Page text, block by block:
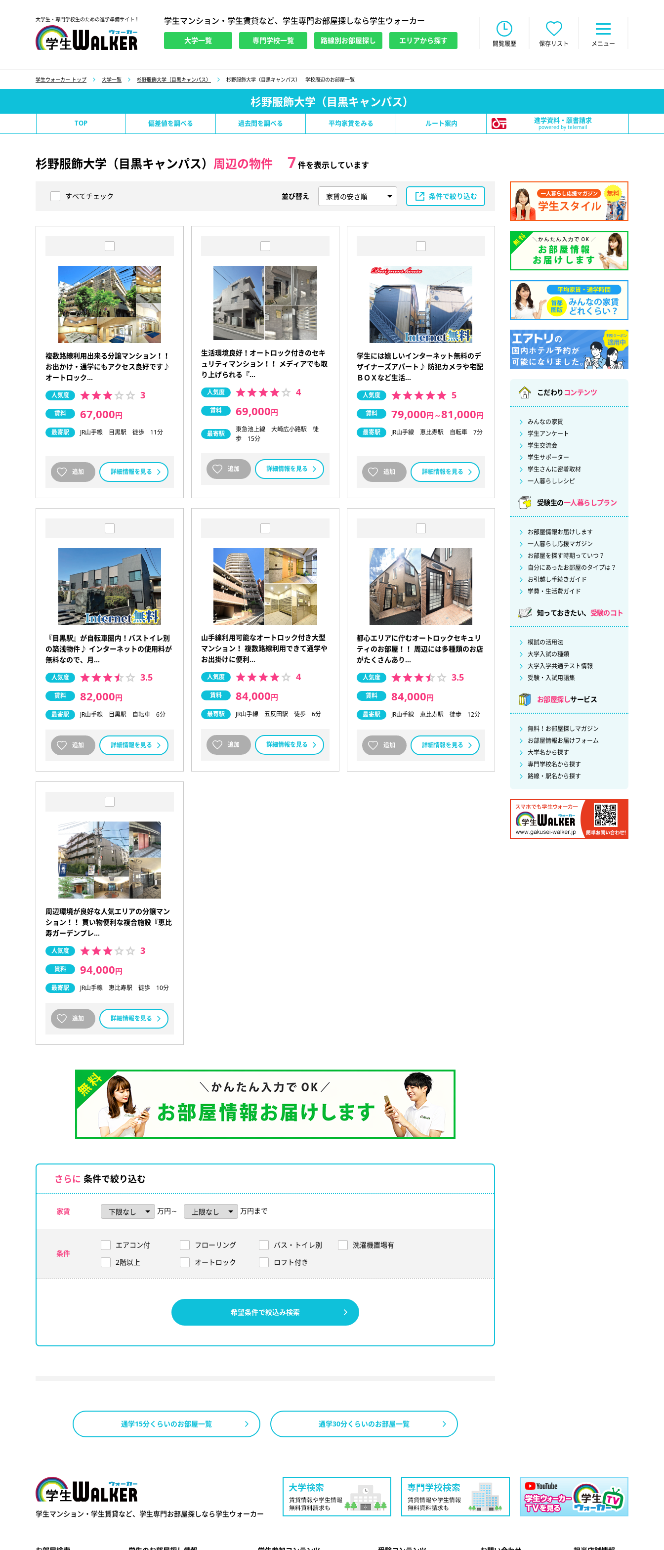
大学生・専門学校生のための進学準備サイト！ 学生マンション・学生賃貸など、学生専門お部屋探しなら学生ウォーカー
大学一覧 専門学校一覧 路線別お部屋探し エリアから探す 閲覧履歴 保存リスト メニュー
学生ウォーカー トップ 大学一覧 杉野服飾大学（目黒キャンパス） 杉野服飾大学（目黒キャンパス） 学校周辺のお部屋一覧
杉野服飾大学（目黒キャンパス）
TOP 偏差値を調べる 過去問を調べる 平均家賃をみる ルート案内 進学資料・願書請求
powered by telemail
杉野服飾大学（目黒キャンパス） 周辺の物件 7件を表示しています
すべてチェック 並び替え 条件で絞り込む
複数路線利用出来る分譲マンション！！
お出かけ・通学にもアクセス良好です♪
オートロック…
人気度 3
賃料 67,000円
最寄駅 JR山手線 目黒駅 徒歩 11分
追加 詳細情報を見る
生活環境良好！オートロック付きのセキ
ュリティマンション！！ メディアでも取
り上げられる『…
人気度 4
賃料 69,000円
最寄駅
東急池上線 大崎広小路駅 徒
歩 15分
追加 詳細情報を見る
学生には嬉しいインターネット無料のデ
ザイナーズアパート♪ 防犯カメラや宅配
ＢＯＸなど生活…
人気度 5
賃料 79,000円 ～81,000円
最寄駅 JR山手線 恵比寿駅 自転車 7分
追加 詳細情報を見る
『目黒駅』が自転車圏内！バストイレ別
の築浅物件♪ インターネットの使用料が
無料なので、月…
人気度 3.5
賃料 82,000円
最寄駅 JR山手線 目黒駅 自転車 6分
追加 詳細情報を見る
山手線利用可能なオートロック付き大型
マンション！ 複数路線利用できて通学や
お出掛けに便利…
人気度 4
賃料 84,000円
最寄駅 JR山手線 五反田駅 徒歩 6分
追加 詳細情報を見る
都心エリアに佇むオートロックセキュリ
ティのお部屋！！ 周辺には多種類のお店
がたくさんあり…
人気度 3.5
賃料 84,000円
最寄駅 JR山手線 恵比寿駅 徒歩 12分
追加 詳細情報を見る
周辺環境が良好な人気エリアの分譲マン
ション！！ 買い物便利な複合施設『恵比
寿ガーデンプレ…
人気度 3
賃料 94,000円
最寄駅 JR山手線 恵比寿駅 徒歩 10分
追加 詳細情報を見る
さらに 条件で絞り込む
家賃 万円～ 万円まで
条件
エアコン付 フローリング バス・トイレ別
洗濯機置場有
2階以上
オートロック ロフト付き
希望条件で絞込み検索
通学15分くらいのお部屋一覧 通学30分くらいのお部屋一覧
こだわり コンテンツ
みんなの家賃
学生アンケート
学生交流会
学生サポーター
学生さんに密着取材
一人暮らしレシピ
受験生の一人暮らしプラン
お部屋情報お届けします
一人暮らし応援マガジン
お部屋を探す時期っていつ？
自分にあったお部屋のタイプは？
お引越し手続きガイド
学費・生活費ガイド
知っておきたい、 受験のコト
模試の活用法
大学入試の種類
大学入学共通テスト情報
受験・入試用語集
お部屋探しサービス
無料！お部屋探しマガジン
お部屋情報お届けフォーム
大学名から探す
専門学校名から探す
路線・駅名から探す
学生ウォーカー
学生マンション・学生賃貸など、 学生専門お部屋探しなら学生ウォーカー